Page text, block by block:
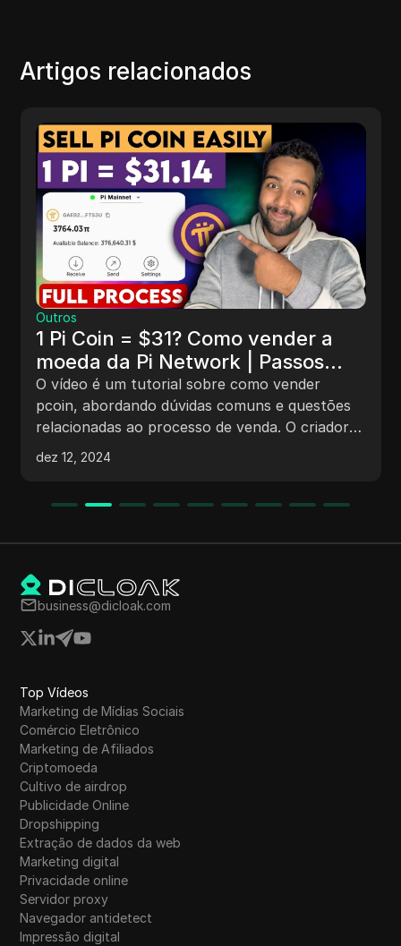
Artigos relacionados
Outros
1 Pi Coin = $31? Como vender a
moeda da Pi Network | Passos
completos para saque de Pi Coin
[Processo fácil]
O vídeo é um tutorial sobre como vender
pcoin, abordando dúvidas comuns e questões
relacionadas ao processo de venda. O criador
discute o preço atual do pcoin, a pausa
temporária na venda e os passos para vender
também mencionam ter compradores do Vietnã
dez 12, 2024
business@dicloak.com
Top Vídeos
Marketing de Mídias Sociais
Comércio Eletrônico
Marketing de Afiliados
Criptomoeda
Cultivo de airdrop
Publicidade Online
Dropshipping
Extração de dados da web
Marketing digital
Privacidade online
Servidor proxy
Navegador antidetect
Impressão digital